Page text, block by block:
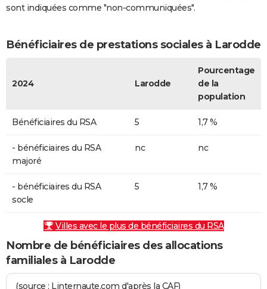
sont indiquées comme "non-communiquées".
Bénéficiaires de prestations sociales à Larodde
2024 Larodde
Pourcentage
de la
population
Bénéficiaires du RSA 5 1,7 %
- bénéficiaires du RSA
majoré
nc nc
- bénéficiaires du RSA
socle
5 1,7 %
Villes avec le plus de bénéficiaires du RSA
Nombre de bénéficiaires des allocations
familiales à Larodde
(source : Linternaute.com d'après la CAF)